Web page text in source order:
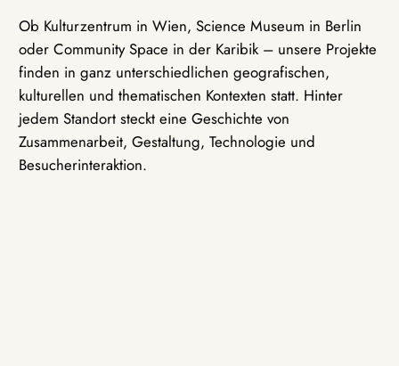
Ob Kulturzentrum in Wien, Science Museum in Berlin
oder Community Space in der Karibik – unsere Projekte
finden in ganz unterschiedlichen geografischen,
kulturellen und thematischen Kontexten statt. Hinter
jedem Standort steckt eine Geschichte von
Zusammenarbeit, Gestaltung, Technologie und
Besucherinteraktion.